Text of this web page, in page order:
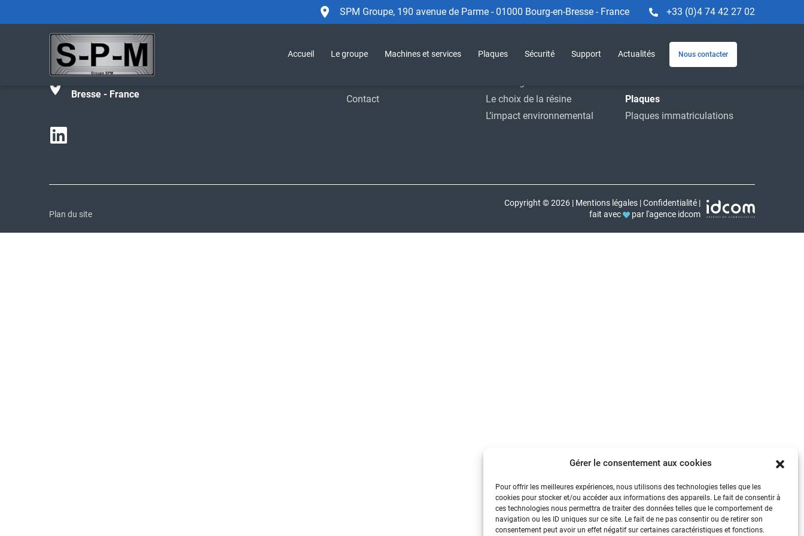
Gérer le consentement aux cookies
Pour offrir les meilleures expériences, nous utilisons des technologies telles que les
cookies pour stocker et/ou accéder aux informations des appareils. Le fait de consentir à
ces technologies nous permettra de traiter des données telles que le comportement de
navigation ou les ID uniques sur ce site. Le fait de ne pas consentir ou de retirer son
consentement peut avoir un effet négatif sur certaines caractéristiques et fonctions.
SPM Groupe, 190 avenue de Parme - 01000 Bourg-en-Bresse - France +33 (0)4 74 42 27 02
Accueil Le groupe Machines et services Plaques Sécurité Support Actualités Nous contacter
Tél :+33 (0)4 74 42 27 02
contact@spm-groupe.com
190 avenue de Parme - 01000 Bourg-en-
Bresse - France
Contact
SPM Groupe
Le choix de la résine
L’impact environnemental
Machines
Plaques
Plaques immatriculations
Plan du site
Copyright © 2026 | Mentions légales |Confidentialité |
fait avec
par l'agence idcom